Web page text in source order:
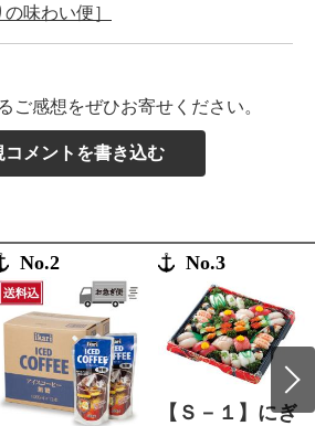
味わい便］
ご感想をぜひお寄せください。
コメントを書き込む
No.2 No.3
【Ｓ－１】にぎ